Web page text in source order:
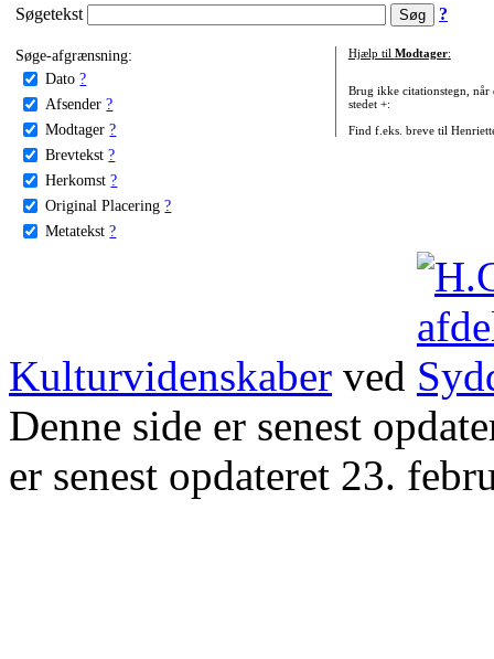
Søgetekst ?
Søge-afgrænsning:
Dato ?
Afsender ?
Modtager ?
Brevtekst ?
Herkomst ?
Original Placering ?
Metatekst ?
Hjælp til Modtager:
Brug ikke citationstegn, når
stedet +:
Find f.eks. breve til
Kulturvidenskaber ved
Denne side er senest
er senest opdateret 23.